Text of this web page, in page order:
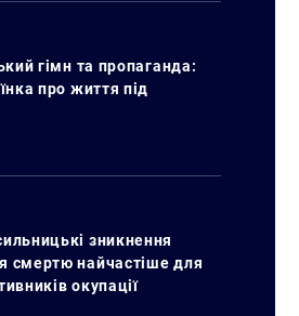
гімн та пропаганда:
про життя під
зникнення
смертю найчастіше для
окупації